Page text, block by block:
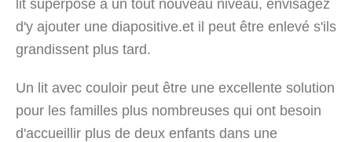
lit superposé à un tout nouveau niveau, envisagez
d'y ajouter une diapositive.et il peut être enlevé s'ils
grandissent plus tard.
Un lit avec couloir peut être une excellente solution
pour les familles plus nombreuses qui ont besoin
d'accueillir plus de deux enfants dans une